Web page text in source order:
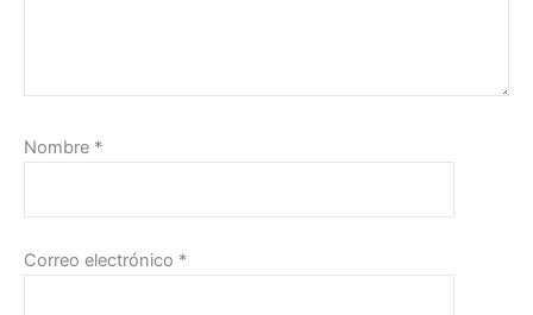
Nombre *
Correo electrónico *